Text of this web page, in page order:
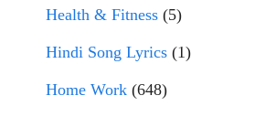
Health & Fitness (5)
Hindi Song Lyrics (1)
Home Work (648)